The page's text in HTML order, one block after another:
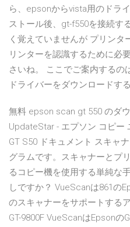
ら、epsonからvista用のドラ
ストール後、gt-f550を接続す
く覚えていませんが プリン
リンターを認識するために必
さいね。 ここでご案内するの
ドライバーをダウンロードす
無料 epson scan gt 550 のダ
UpdateStar - エプソン コピー
GT S50 ドキュメント スキャ
グラムです。スキャナーとプ
るコピー機を使用する単純な
しですか？ VueScanは861の
のスキャナーをサポートする
GT-9800F VueScanはEpsonの